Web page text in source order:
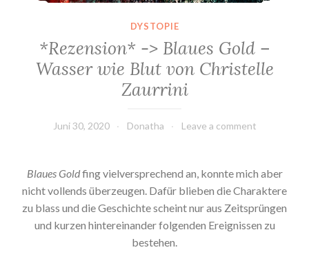
DYSTOPIE
*Rezension* -> Blaues Gold –
Wasser wie Blut von Christelle
Zaurrini
Juni 30, 2020 Donatha Leave a comment
Blaues Goldfing vielversprechend an, konnte mich aber
nicht vollends überzeugen. Dafür blieben die Charaktere
zu blass und die Geschichte scheint nur aus Zeitsprüngen
und kurzen hintereinander folgenden Ereignissen zu
bestehen.